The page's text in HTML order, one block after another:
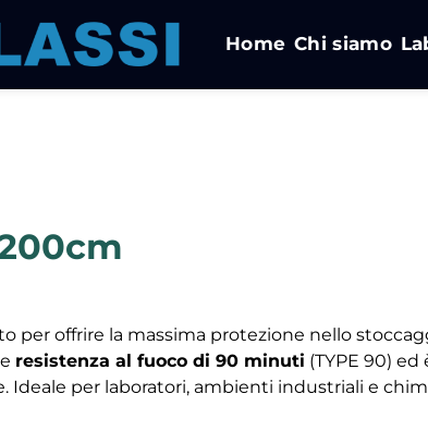
Home Chi siamo
per offrire la massima protezione nello
resistenza al fuoco di 90 minuti (TYPE 90)
Ideale per laboratori, ambienti industriali e